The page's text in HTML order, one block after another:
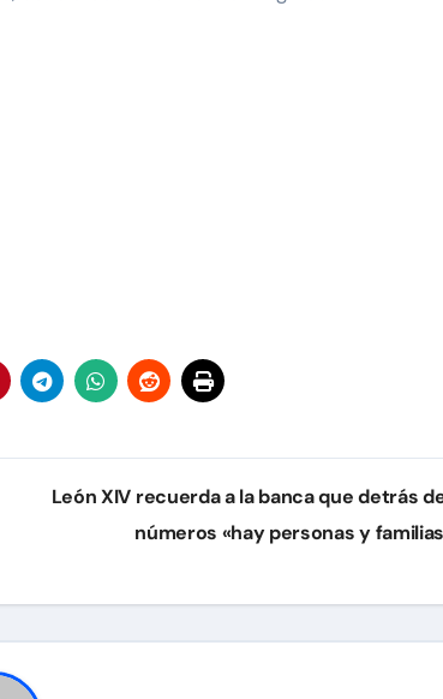
León XIV recuerda a la banca que detrás
números «hay personas y